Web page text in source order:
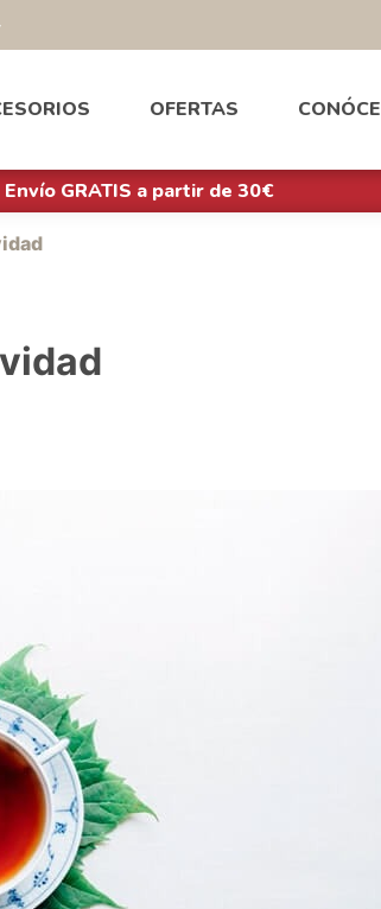
OFERTAS
Envío GRATIS a partir de 30€